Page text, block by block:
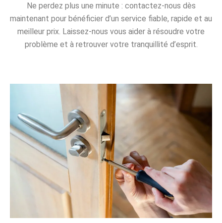
Ne perdez plus une minute : contactez-nous dès
maintenant pour bénéficier d’un service fiable, rapide et au
meilleur prix. Laissez-nous vous aider à résoudre votre
problème et à retrouver votre tranquillité d’esprit.